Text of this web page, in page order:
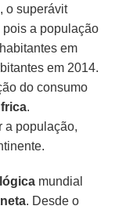
o superávit
pois a população
em
em 2014.
do consumo
.
a população,
mundial
. Desde o